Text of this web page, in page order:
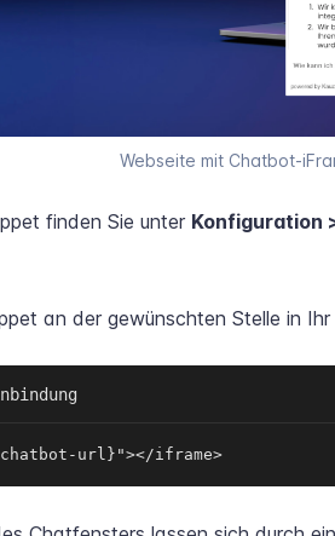
Webseite mit Chatbot-
finden Sie unter Konfiguration
an der gewünschten Stelle in
url}"></iframe>